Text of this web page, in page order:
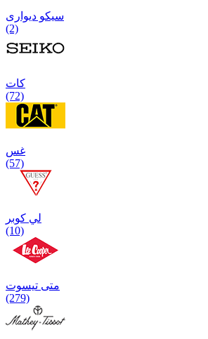
سیکو دیواری
(2)
كات
(72)
غس
(57)
لي كوبر
(10)
متی تیسوت
(279)